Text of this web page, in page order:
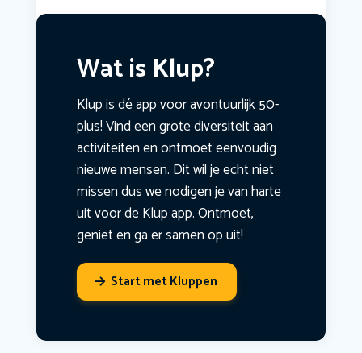
Wat is Klup?
Klup is dé app voor avontuurlijk 50-
plus! Vind een grote diversiteit aan
activiteiten en ontmoet eenvoudig
nieuwe mensen. Dit wil je echt niet
missen dus we nodigen je van harte
uit voor de Klup app. Ontmoet,
geniet en ga er samen op uit!
Start met Kluppen